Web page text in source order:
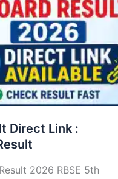
Direct Link :
2026 RBSE 5th